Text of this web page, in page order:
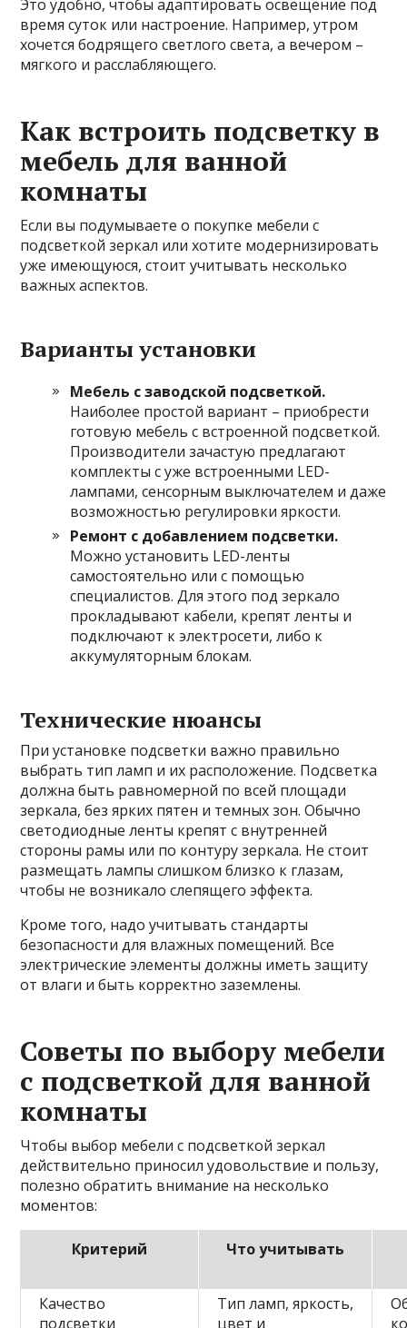
Это удобно, чтобы адаптировать освещение под
время суток или настроение. Например, утром
хочется бодрящего светлого света, а вечером –
мягкого и расслабляющего.
Как встроить подсветку в
мебель для ванной
комнаты
Если вы подумываете о покупке мебели с
подсветкой зеркал или хотите модернизировать
уже имеющуюся, стоит учитывать несколько
важных аспектов.
Варианты установки
Мебель с заводской подсветкой.
Наиболее простой вариант – приобрести
готовую мебель с встроенной подсветкой.
Производители зачастую предлагают
комплекты с уже встроенными LED-
лампами, сенсорным выключателем и даже
возможностью регулировки яркости.
Ремонт с добавлением подсветки.
Можно установить LED-ленты
самостоятельно или с помощью
специалистов. Для этого под зеркало
прокладывают кабели, крепят ленты и
подключают к электросети, либо к
аккумуляторным блокам.
Технические нюансы
При установке подсветки важно правильно
выбрать тип ламп и их расположение. Подсветка
должна быть равномерной по всей площади
зеркала, без ярких пятен и темных зон. Обычно
светодиодные ленты крепят с внутренней
стороны рамы или по контуру зеркала. Не стоит
размещать лампы слишком близко к глазам,
чтобы не возникало слепящего эффекта.
Кроме того, надо учитывать стандарты
безопасности для влажных помещений. Все
электрические элементы должны иметь защиту
от влаги и быть корректно заземлены.
Советы по выбору мебели
с подсветкой для ванной
комнаты
Чтобы выбор мебели с подсветкой зеркал
действительно приносил удовольствие и пользу,
полезно обратить внимание на несколько
моментов:
Критерий Что учитывать
Качество
подсветки
Тип ламп, яркость,
цвет и